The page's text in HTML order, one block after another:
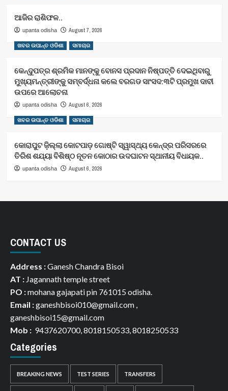
ଆଜିର ରାଶିଫଳ..
upanta odisha August 7, 2026
ଖବର ଉପାନ୍ତ ଓଡିଶା ସମାଚାର
କେନ୍ଦୁପତ୍ର ଶ୍ରମିକ ମାନଙ୍କୁ ବୋନସ ପ୍ରଦାନ ନିଷ୍ପତ୍ତି ଦେଇଥିବାରୁ
ମୁଖ୍ୟମନ୍ତ୍ରୀଙ୍କୁ ସମ୍ବର୍ଦ୍ଧନା କଲେ ବରଗଡ ସାଂସଦ:୩ଟି ପ୍ରମୁଖ ଦାବୀ
ଉପରେ ଆଲୋଚନା
upanta odisha August 6, 2026
ଖବର ଉପାନ୍ତ ଓଡିଶା ସମାଚାର
କୋରାପୁଟ ଜ଼ିଲ୍ଲା କୋଟପାଡ଼ ଗୋଷ୍ଟି ସ୍ୱାସ୍ଥ୍ୟ କେନ୍ଦ୍ର ପରିସରରେ
ତିରିଶ ଶଯ୍ୟା ବିଶିଷ୍ଠ ନୂତନ କୋଠାର ଉଦଘାଟନ ସ୍ଥାନୀୟ ବିଧାୟକ..
upanta odisha August 6, 2026
CONTACT US
Address :Ganesh Chandra Bisoi
AT : Jagannath temple street
PO :mohana gajapati pin 761015 odisha.
Email :ganeshbisoi010@gmail.com ,
ganeshbisoi15@gmail.com
Mob : 9437620700, 8018150533, 8018250533
Categories
BREAKING NEWS TEST SERIES TRANSFERS